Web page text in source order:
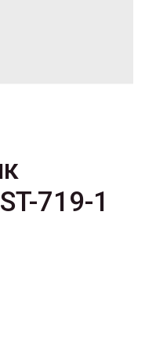
719-1